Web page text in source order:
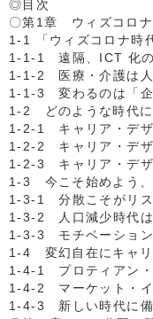
◎目次
〇第1章 ウィズコロナ
1-1 「ウィズコロナ時
1-1-1 遠隔、ICT 化の
1-1-2 医療・介護は人
1-1-3 変わるのは「企
1-2 どのような時代に
1-2-1 キャリア・デザ
1-2-2 キャリア・デザ
1-2-3 キャリア・デザ
1-3 今こそ始めよう、
1-3-1 分散こそがリス
1-3-2 人口減少時代は
1-3-3 モチベーション
1-4 変幻自在にキャリ
1-4-1 プロティアン・
1-4-2 マーケット・イ
1-4-3 新しい時代に備